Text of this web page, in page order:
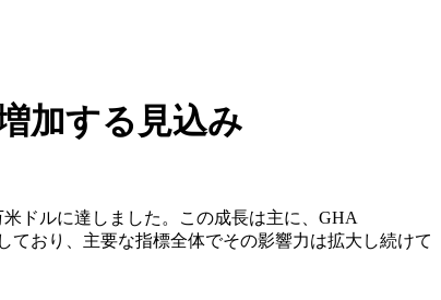
加する見込み
ドルに達しました。この成長は主に、GHA
ており、主要な指標全体でその影響力は拡大し続けて